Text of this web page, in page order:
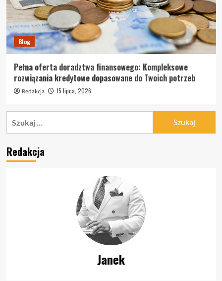
Blog
Pełna oferta doradztwa finansowego: Kompleksowe
rozwiązania kredytowe dopasowane do Twoich potrzeb
Redakcja 15 lipca, 2026
Redakcja
Janek